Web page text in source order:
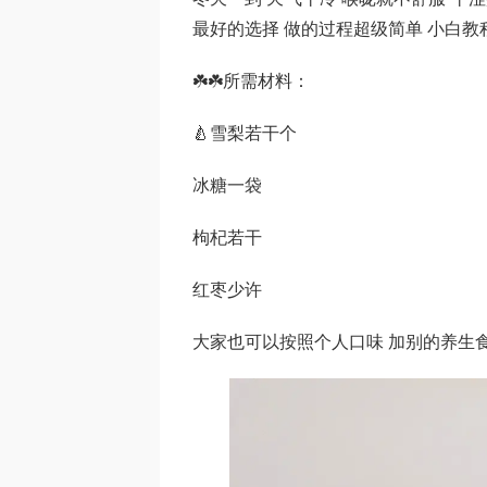
最好的选择 做的过程超级简单 小白教
☘️☘️所需材料：
🍐雪梨若干个
冰糖一袋
枸杞若干
红枣少许
大家也可以按照个人口味 加别的养生